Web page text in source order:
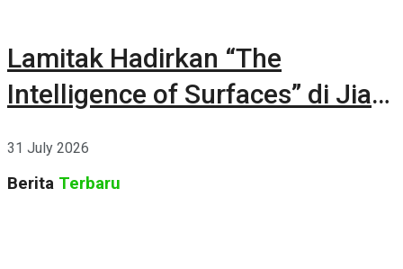
Lamitak Hadirkan “The
Intelligence of Surfaces” di Jia
31 July 2026
Berita Terbaru